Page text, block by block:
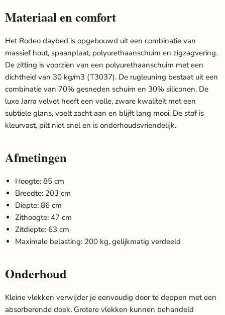
Materiaal en comfort
Het Rodeo daybed is opgebouwd uit een combinatie van
massief hout, spaanplaat, polyurethaanschuim en zigzagvering.
De zitting is voorzien van een polyurethaanschuim met een
dichtheid van 30 kg/m3 (T3037). De rugleuning bestaat uit een
combinatie van 70% gesneden schuim en 30% siliconen. De
luxe Jarra velvet heeft een volle, zware kwaliteit met een
subtiele glans, voelt zacht aan en blijft lang mooi. De stof is
kleurvast, pilt niet snel en is onderhoudsvriendelijk.
Afmetingen
Hoogte: 85 cm
Breedte: 203 cm
Diepte: 86 cm
Zithoogte: 47 cm
Zitdiepte: 63 cm
Maximale belasting: 200 kg, gelijkmatig verdeeld
Onderhoud
Kleine vlekken verwijder je eenvoudig door te deppen met een
absorberende doek. Grotere vlekken kunnen behandeld